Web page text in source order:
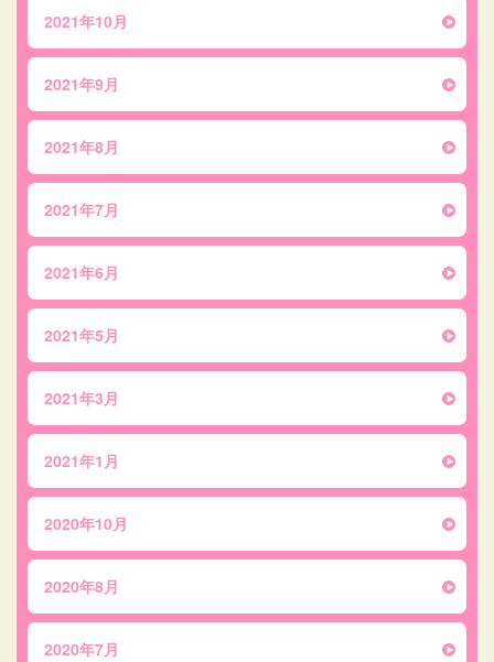
2021年10月
2021年9月
2021年8月
2021年7月
2021年6月
2021年5月
2021年3月
2021年1月
2020年10月
2020年8月
2020年7月